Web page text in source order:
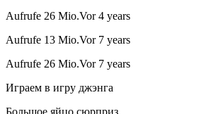
Aufrufe 26 Mio.Vor 4 years
Aufrufe 13 Mio.Vor 7 years
Aufrufe 26 Mio.Vor 7 years
Играем в игру джэнга
Большое яйцо сюрприз